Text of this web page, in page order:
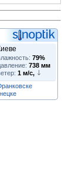
79%
738 мм
1 м/с,